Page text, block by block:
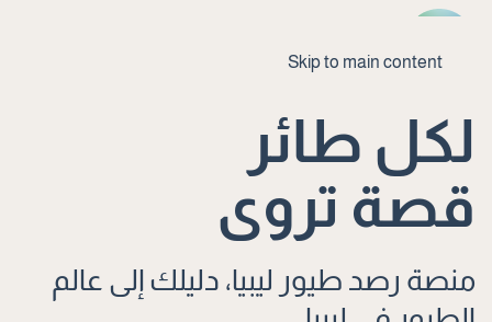
Skip to main content
لكل طائر
قصة تروى
منصة رصد طيور ليبيا، دليلك إلى عالم